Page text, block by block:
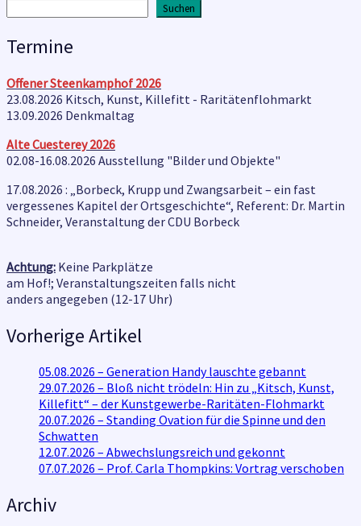
Suchen
Termine
Offener Steenkamphof 2026
23.08.2026 Kitsch, Kunst, Killefitt - Raritätenflohmarkt
13.09.2026 Denkmaltag
Alte Cuesterey 2026
02.08-16.08.2026 Ausstellung "Bilder und Objekte"
17.08.2026 : „Borbeck, Krupp und Zwangsarbeit – ein fast
vergessenes Kapitel der Ortsgeschichte“, Referent: Dr. Martin
Schneider, Veranstaltung der CDU Borbeck
Achtung: Keine Parkplätze
am Hof!; Veranstaltungszeiten falls nicht
anders angegeben (12-17 Uhr)
Vorherige Artikel
05.08.2026 – Generation Handy lauschte gebannt
29.07.2026 – Bloß nicht trödeln: Hin zu „Kitsch, Kunst,
Killefitt“ – der Kunstgewerbe-Raritäten-Flohmarkt
20.07.2026 – Standing Ovation für die Spinne und den
Schwatten
12.07.2026 – Abwechslungsreich und gekonnt
07.07.2026 – Prof. Carla Thompkins: Vortrag verschoben
Archiv